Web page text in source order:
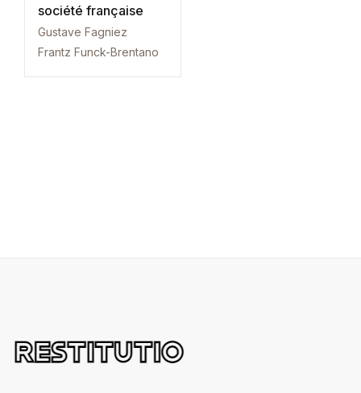
société française
Gustave Fagniez
Frantz Funck-Brentano